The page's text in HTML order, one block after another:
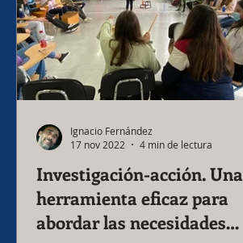
Investigación-acción. Una
herramienta eficaz para
abordar las necesidades
Ignacio Fernández
17 nov 2022
4 min de lectura